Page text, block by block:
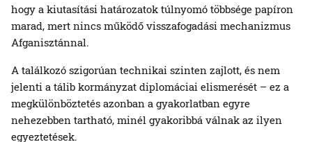
hogy a kiutasítási határozatok túlnyomó többsége papíron
marad, mert nincs működő visszafogadási mechanizmus
Afganisztánnal.
A találkozó szigorúan technikai szinten zajlott, és nem
jelenti a tálib kormányzat diplomáciai elismerését – ez a
megkülönböztetés azonban a gyakorlatban egyre
nehezebben tartható, minél gyakoribbá válnak az ilyen
egyeztetések.